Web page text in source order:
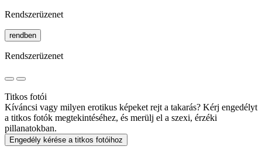
Rendszerüzenet
rendben
Rendszerüzenet
Titkos fotói
Kíváncsi vagy milyen erotikus képeket rejt a takarás? Kérj engedélyt
a titkos fotók megtekintéséhez, és merülj el a szexi, érzéki
pillanatokban.
Engedély kérése a titkos fotóihoz